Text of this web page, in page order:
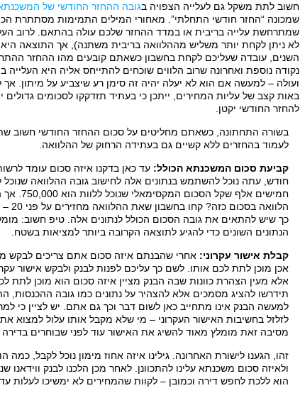
חשוב לתת משקל גם לעלייה הצפויה בגובה ההחזר החודשי של
שמכונה “החזר חודשי התחלתי”. מאחורי המילים התמימות מסתתרת
שמתרחשת עלייה בריבית או במדד ההחזר שלכם עולה בהתאם. לרוב
לא ניתן לקחת יותר משליש מההלוואה בריבית משתנה), אך התוצאה
השנים, עובדה שעליכם לקחת בחשבון כשאתם קובעים מהו ההחזר
נקודה נוספת ואחרונה שרוב הלווים שוכחים להתייחס אליה היא העלייה
ועולה – למעשה אם הוא לא יעלה יהיה זה סימן רע שיצביע על מיתון.
באות קצב של עליות המחירים, ייתכן כי בעתיד תזדקקו לסכומים
להחזר החודשי יקטן.
בשורה התחתונה, כשאתם מחליטים על סכום ההחזר החודשי חשוב
לעמוד בהחזרים ללא קשיים גם בעתידה הרחוק של ההלוואה.
קביעת סכום המשכנתא הכולל: עד כאן בדקנו איזה סכום עומד
חודש, עתה נוכל להשתמש בנתונים אלה לחישוב גובה ההלוואה
חמישים
כך שיש להתאים את גובה הסכום הכולל לנתונים אלה. טיפ חשוב:
הנתונים השונים כדי להגיע לתוצאה הקרובה ביותר למציאות בשטח.
קבלת אישור עקרוני: אחרי שהבנתם איזה סכום אתם צריכים לבקש
אכן מוכן לתת לכם אותו. לשם כך עליכם לפנות לבנק ולבקש אישור
אלא מעין הצהרת כוונות שבה הבנק מציין איזה סכום הוא מוכן לתת
תידרשו להציג מסמכים אלא להצהיר על נתונים כמו גובה ההכנסות,
למעשה הבנק אינו מתחייב כאן לשום דבר וכך גם אתם. יש לציין כי
לזלזל בחשיבות האישור העקרוני – מי שלא מקבל אותו עלול למצוא
מסיבה זאת מומלץ מאוד להשיג את האישור עוד לפני שבוחרים בדירה
זהו, הגענו לישורת האחרונה. גילינו איזה אחוז מימון נוכל לקבל,
ולאיזה סכום משכנתא עלינו להתכוונן. לאחר מכן הלכנו לבנק
הוא ללכת לחפש דירה וכמובן – לקוות שהמחירים לא ימשיכו לעלות